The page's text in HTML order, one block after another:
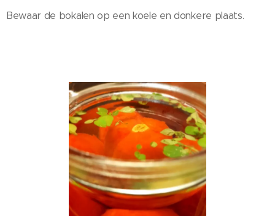
Bewaar de bokalen op een koele en donkere plaats.